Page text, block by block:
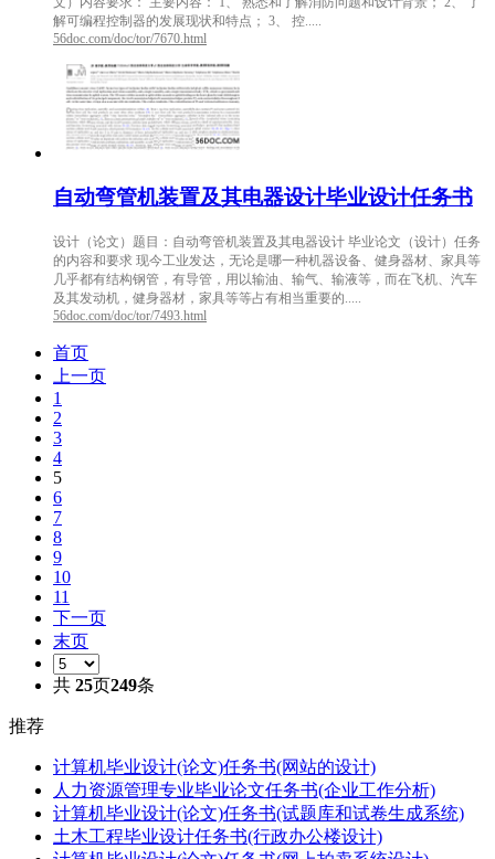
解可编程控制器的发展现状和特点； 3、 控.....
56doc.com/doc/tor/7670.html
自动弯管机装置及其电器设计毕业设计任务书
设计（论文）题目：自动弯管机装置及其电器设计 毕业论文（设计）任务
的内容和要求 现今工业发达，无论是哪一种机器设备、健身器材、家具等
几乎都有结构钢管，有导管，用以输油、输气、输液等，而在飞机、汽车
及其发动机，健身器材，家具等等占有相当重要的.....
56doc.com/doc/tor/7493.html
首页
上一页
1
2
3
4
5
6
7
8
9
10
11
下一页
末页
共 25页249条
推荐
计算机毕业设计(论文)任务书(网站的设计)
人力资源管理专业毕业论文任务书(企业工作分析)
计算机毕业设计(论文)任务书(试题库和试卷生成系统)
土木工程毕业设计任务书(行政办公楼设计)